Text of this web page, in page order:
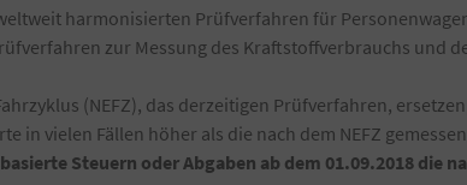
harmonisierten Prüfverfahren für
zur Messung des Kraftstoffverbrauchs und
(NEFZ), das derzeitigen Prüfverfahren,
in vielen Fällen höher als die nach dem NEFZ
Steuern oder Abgaben ab dem 01.09.2018 die